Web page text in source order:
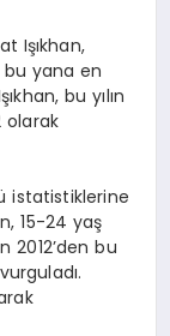
Işıkhan,
bu yana en
bu yılın
olarak
istatistiklerine
15-24 yaş
2012’den bu